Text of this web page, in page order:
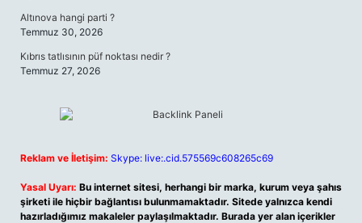
Altınova hangi parti ?
Temmuz 30, 2026
Kıbrıs tatlısının püf noktası nedir ?
Temmuz 27, 2026
Reklam ve İletişim: Skype: live:.cid.575569c608265c69
Yasal Uyarı: Bu internet sitesi, herhangi bir marka, kurum veya şahıs
şirketi ile hiçbir bağlantısı bulunmamaktadır. Sitede yalnızca kendi
hazırladığımız makaleler paylaşılmaktadır. Burada yer alan içerikler